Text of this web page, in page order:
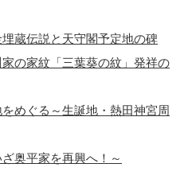
蔵伝説と天守閣予定地の碑
の家紋「三葉葵の紋」発祥の
めぐる～生誕地・熱田神宮周
奥平家を再興へ！～